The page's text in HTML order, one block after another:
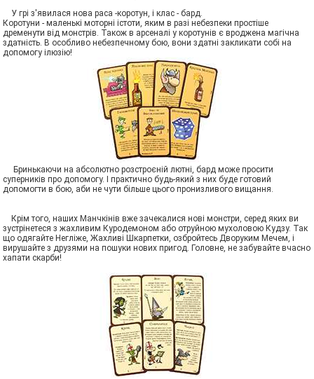
У грі з'явилася нова раса -коротун, і клас - бард.
Коротуни - маленькі моторні істоти, яким в разі небезпеки простіше
дременути від монстрів. Також в арсеналі у коротунів є вроджена магічна
здатність. В особливо небезпечному бою, вони здатні закликати собі на
допомогу ілюзію!
Бринькаючи на абсолютно розстроєній лютні, бард може просити
суперників про допомогу. І практично будь-який з них буде готовий
допомогти в бою, аби не чути більше цього пронизливого вищання.
Крім того, наших Манчкінів вже зачекалися нові монстри, серед яких ви
зустрінетеся з жахливим Куродемоном або отруйною мухоловою Кудзу. Так
що одягайте Негліже, Жахливі Шкарпетки, озбройтесь Дворуким Мечем, і
вирушайте з друзями на пошуки нових пригод. Головне, не забувайте вчасно
хапати скарби!